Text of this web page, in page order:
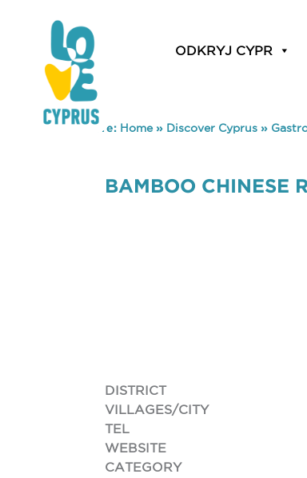
ODKRYJ CYPR
You are here: Home» Discover Cyprus »
BAMBOO CHINESE
DISTRICT
VILLAGES/CITY
TEL
WEBSITE
CATEGORY